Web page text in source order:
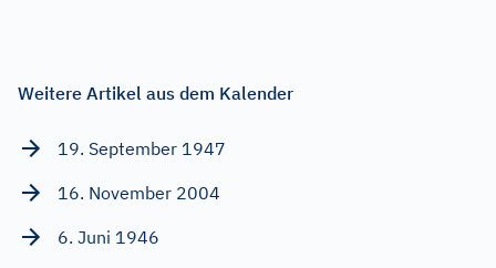
Weitere Artikel aus dem Kalender
19. September 1947
16. November 2004
6. Juni 1946